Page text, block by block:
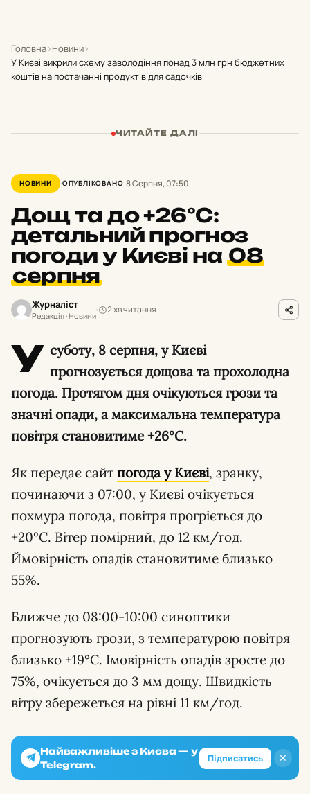
Головна›Новини›
У Києві викрили схему заволодіння понад 3 млн грн бюджетних
коштів на постачанні продуктів для садочків
ЧИТАЙТЕ ДАЛІ
НОВИНИ ОПУБЛІКОВАНО 8 Серпня, 07:50
Дощ та до +26°С:
детальний прогноз
погоди у Києві на 08
серпня
Журналіст
Редакція · Новини
2 хв читання
У суботу, 8 серпня, у Києві
прогнозується дощова та прохолодна
погода. Протягом дня очікуються грози та
значні опади, а максимальна температура
повітря становитиме +26°C.
Як передає сайт погода у Києві, зранку,
починаючи з 07:00, у Києві очікується
похмура погода, повітря прогріється до
+20°C. Вітер помірний, до 12 км/год.
Ймовірність опадів становитиме близько
55%.
Ближче до 08:00-10:00 синоптики
прогнозують грози, з температурою повітря
близько +19°C. Імовірність опадів зросте до
75%, очікується до 3 мм дощу. Швидкість
вітру збережеться на рівні 11 км/год.
✕
Найважливіше з Києва — у
Telegram.
Підписатись